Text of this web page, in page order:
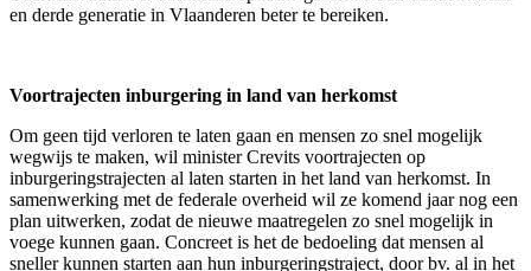
en derde generatie in Vlaanderen beter te bereiken.
Voortrajecten inburgering in land van herkomst
Om geen tijd verloren te laten gaan en mensen zo snel mogelijk
wegwijs te maken, wil minister Crevits voortrajecten op
inburgeringstrajecten al laten starten in het land van herkomst. In
samenwerking met de federale overheid wil ze komend jaar nog een
plan uitwerken, zodat de nieuwe maatregelen zo snel mogelijk in
voege kunnen gaan. Concreet is het de bedoeling dat mensen al
sneller kunnen starten aan hun inburgeringstraject, door bv. al in het